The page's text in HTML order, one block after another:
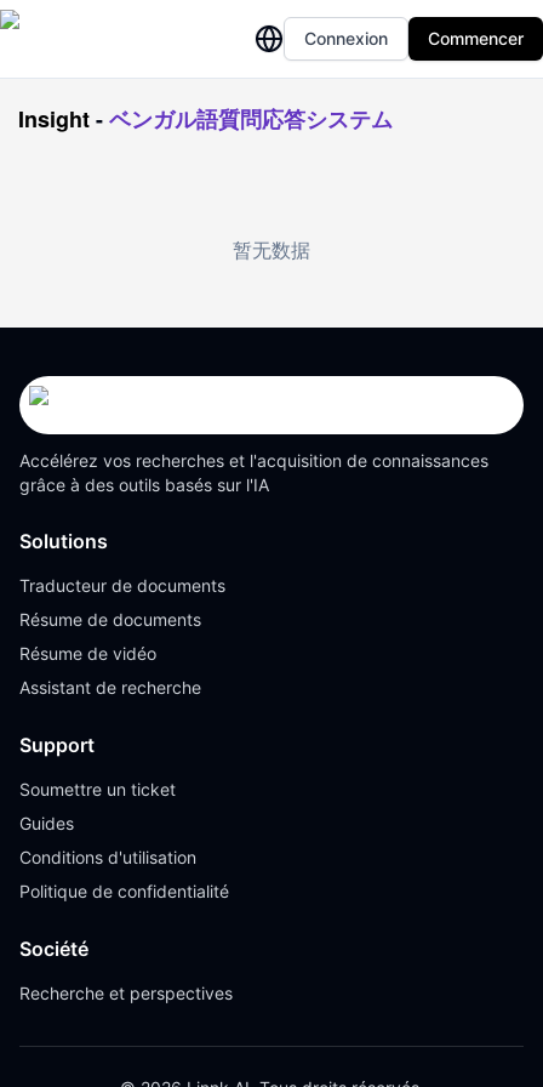
Connexion Commencer
Insight-ベンガル語質問応答システム
暂无数据
Accélérez vos recherches et l'acquisition de connaissances
grâce à des outils basés sur l'IA
Solutions
Traducteur de documents
Résume de documents
Résume de vidéo
Assistant de recherche
Support
Soumettre un ticket
Guides
Conditions d'utilisation
Politique de confidentialité
Société
Recherche et perspectives